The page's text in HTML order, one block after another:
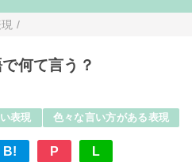
/
何て言う？
表現
色々な言い方がある表現
B! P L